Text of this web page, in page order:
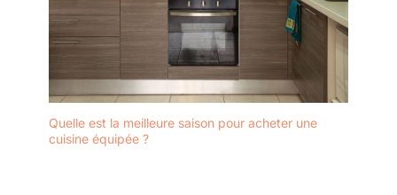
Quelle est la meilleure saison pour acheter une
cuisine équipée ?